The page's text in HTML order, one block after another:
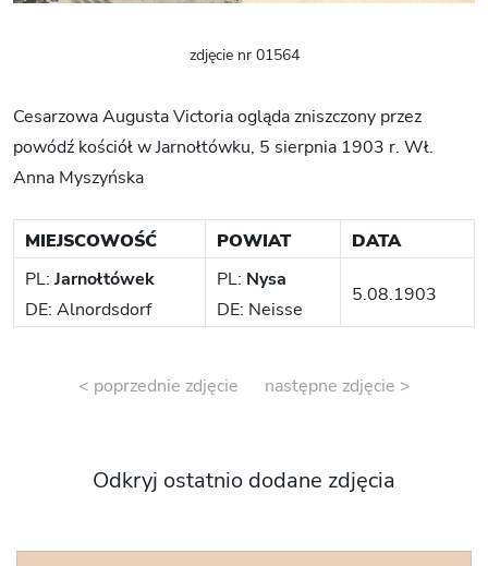
zdjęcie nr 01564
Cesarzowa Augusta Victoria ogląda zniszczony przez
powódź kościół w Jarnołtówku, 5 sierpnia 1903 r. Wł.
Anna Myszyńska
MIEJSCOWOŚĆ POWIAT
DATA
PL: Jarnołtówek
DE: Alnordsdorf
PL: Nysa
DE: Neisse
5.08.1903
< poprzednie zdjęcie następne zdjęcie >
Odkryj ostatnio dodane zdjęcia